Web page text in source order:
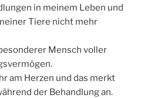
in meinem Leben und
Tiere nicht mehr
Mensch voller
am Herzen und das merkt
der Behandlung an.